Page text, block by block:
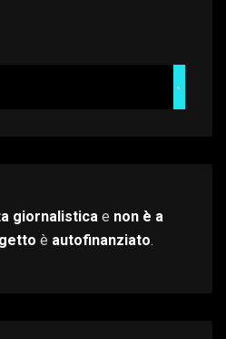
giornalistica e non è a
è autofinanziato.